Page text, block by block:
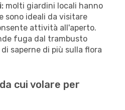
molti giardini locali hanno
sono ideali da visitare
attività all'aperto.
fuga dal trambusto
saperne di più sulla flora
cui volare per